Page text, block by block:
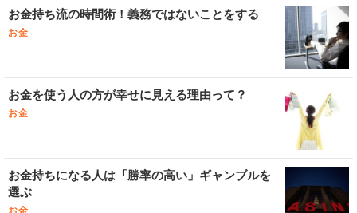
お金持ち流の時間術！義務ではないことをする
お金
お金を使う人の方が幸せに見える理由って？
お金
お金持ちになる人は「勝率の高い」ギャンブルを
選ぶ
お金